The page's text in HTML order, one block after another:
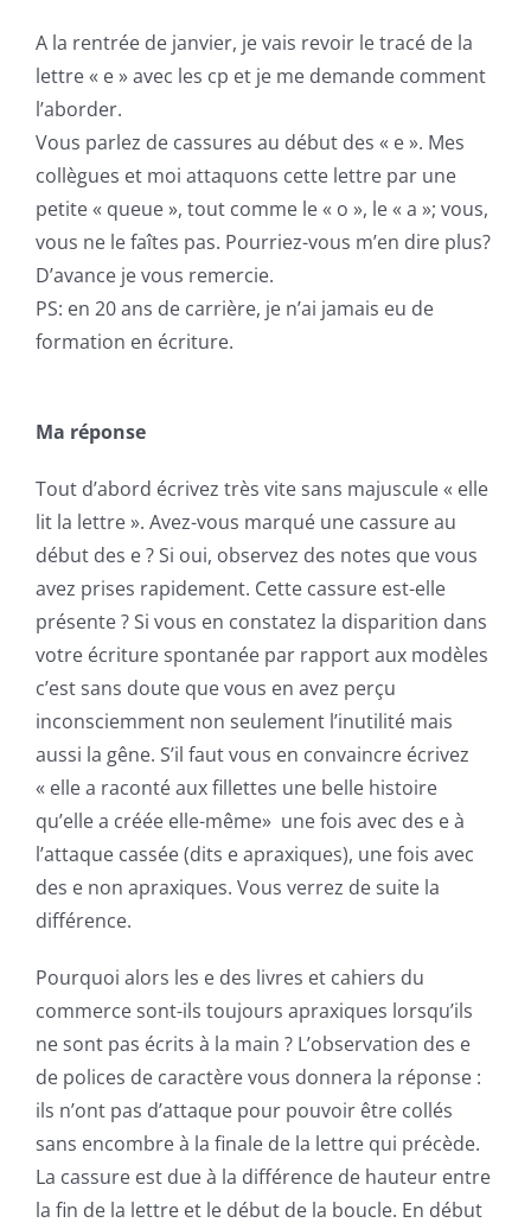
A la rentrée de janvier, je vais revoir le tracé de la
lettre « e » avec les cp et je me demande comment
l’aborder.
Vous parlez de cassures au début des « e ». Mes
collègues et moi attaquons cette lettre par une
petite « queue », tout comme le « o », le « a »; vous,
vous ne le faîtes pas. Pourriez-vous m’en dire plus?
D’avance je vous remercie.
PS: en 20 ans de carrière, je n’ai jamais eu de
formation en écriture.
Ma réponse
Tout d’abord écrivez très vite sans majuscule « elle
lit la lettre ». Avez-vous marqué une cassure au
début des e ? Si oui, observez des notes que vous
avez prises rapidement. Cette cassure est-elle
présente ? Si vous en constatez la disparition dans
votre écriture spontanée par rapport aux modèles
c’est sans doute que vous en avez perçu
inconsciemment non seulement l’inutilité mais
aussi la gêne. S’il faut vous en convaincre écrivez
« elle a raconté aux fillettes une belle histoire
qu’elle a créée elle-même» une fois avec des e à
l’attaque cassée (dits e apraxiques), une fois avec
des e non apraxiques. Vous verrez de suite la
différence.
Pourquoi alors les e des livres et cahiers du
commerce sont-ils toujours apraxiques lorsqu’ils
ne sont pas écrits à la main ? L’observation des e
de polices de caractère vous donnera la réponse :
ils n’ont pas d’attaque pour pouvoir être collés
sans encombre à la finale de la lettre qui précède.
La cassure est due à la différence de hauteur entre
la fin de la lettre et le début de la boucle. En début